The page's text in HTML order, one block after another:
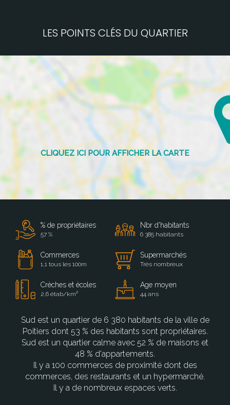
LES POINTS CLÉS DU QUARTIER
% de propriétaires
57 %
Nbr d'habitants
6 385 habitants
Commerces
1,1 tous les 100m
Supermarchés
Très nombreux
Crèches et écoles
2,6 étab/km²
Age moyen
44 ans
Sud est un quartier de 6 380 habitants de la ville de
Poitiers dont 53 % des habitants sont propriétaires.
Sud est un quartier calme avec 52 % de maisons et
48 % d'appartements.
Il y a 100 commerces de proximité dont des
commerces, des restaurants et un hypermarché.
Il y a de nombreux espaces verts.